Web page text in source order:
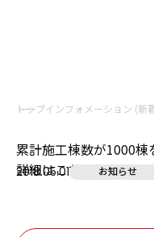
トップインフォメーション (新
2018.05.01 お知らせ
累計施工棟数が1000棟
詳細はこちら